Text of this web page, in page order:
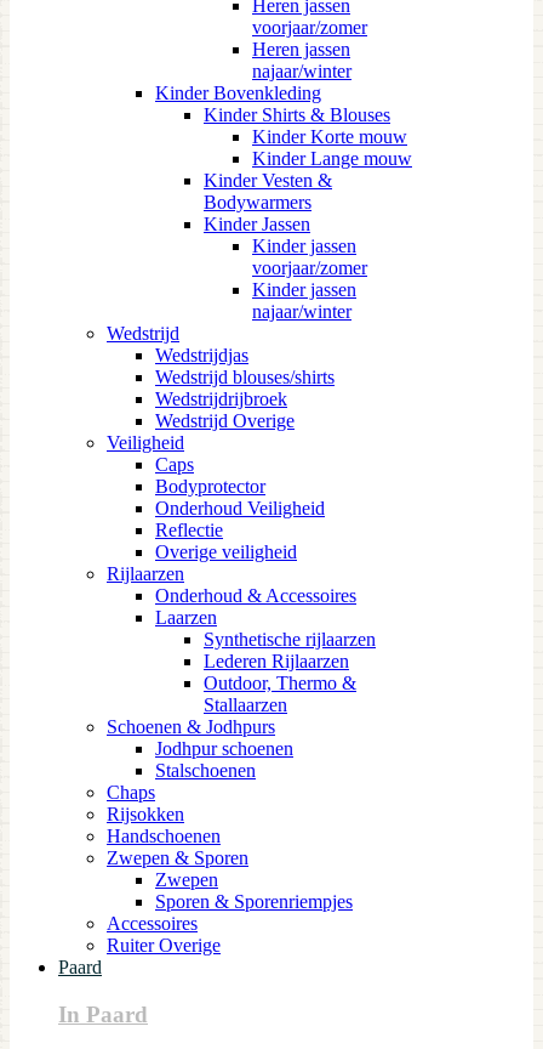
Heren jassen
voorjaar/zomer
Heren jassen
najaar/winter
Kinder Bovenkleding
Kinder Shirts & Blouses
Kinder Korte mouw
Kinder Lange mouw
Kinder Vesten &
Bodywarmers
Kinder Jassen
Kinder jassen
voorjaar/zomer
Kinder jassen
najaar/winter
Wedstrijd
Wedstrijdjas
Wedstrijd blouses/shirts
Wedstrijdrijbroek
Wedstrijd Overige
Veiligheid
Caps
Bodyprotector
Onderhoud Veiligheid
Reflectie
Overige veiligheid
Rijlaarzen
Onderhoud & Accessoires
Laarzen
Synthetische rijlaarzen
Lederen Rijlaarzen
Outdoor, Thermo &
Stallaarzen
Schoenen & Jodhpurs
Jodhpur schoenen
Stalschoenen
Chaps
Rijsokken
Handschoenen
Zwepen & Sporen
Zwepen
Sporen & Sporenriempjes
Accessoires
Ruiter Overige
Paard
In Paard